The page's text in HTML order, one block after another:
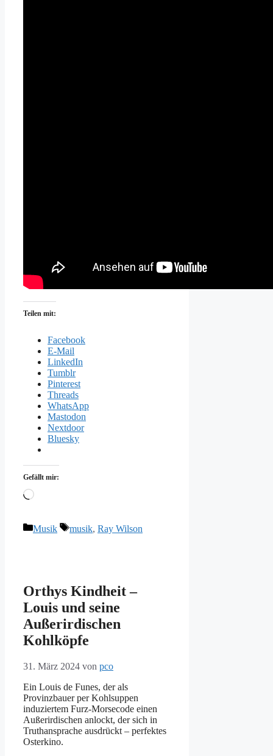
Teilen mit:
Facebook
E-Mail
LinkedIn
Tumblr
Pinterest
Threads
WhatsApp
Mastodon
Nextdoor
Bluesky
Gefällt mir:
Wird
Kategorien
Musik Schlagwörter
musik, Ray Wilson
Orthys Kindheit –
Louis und seine
Außerirdischen
Kohlköpfe
31. März 2024 von pco
Ein Louis de Funes, der als
Provinzbauer per Kohlsuppen
induziertem Furz-Morsecode einen
Außerirdischen anlockt, der sich in
Truthansprache ausdrückt – perfektes
Osterkino.